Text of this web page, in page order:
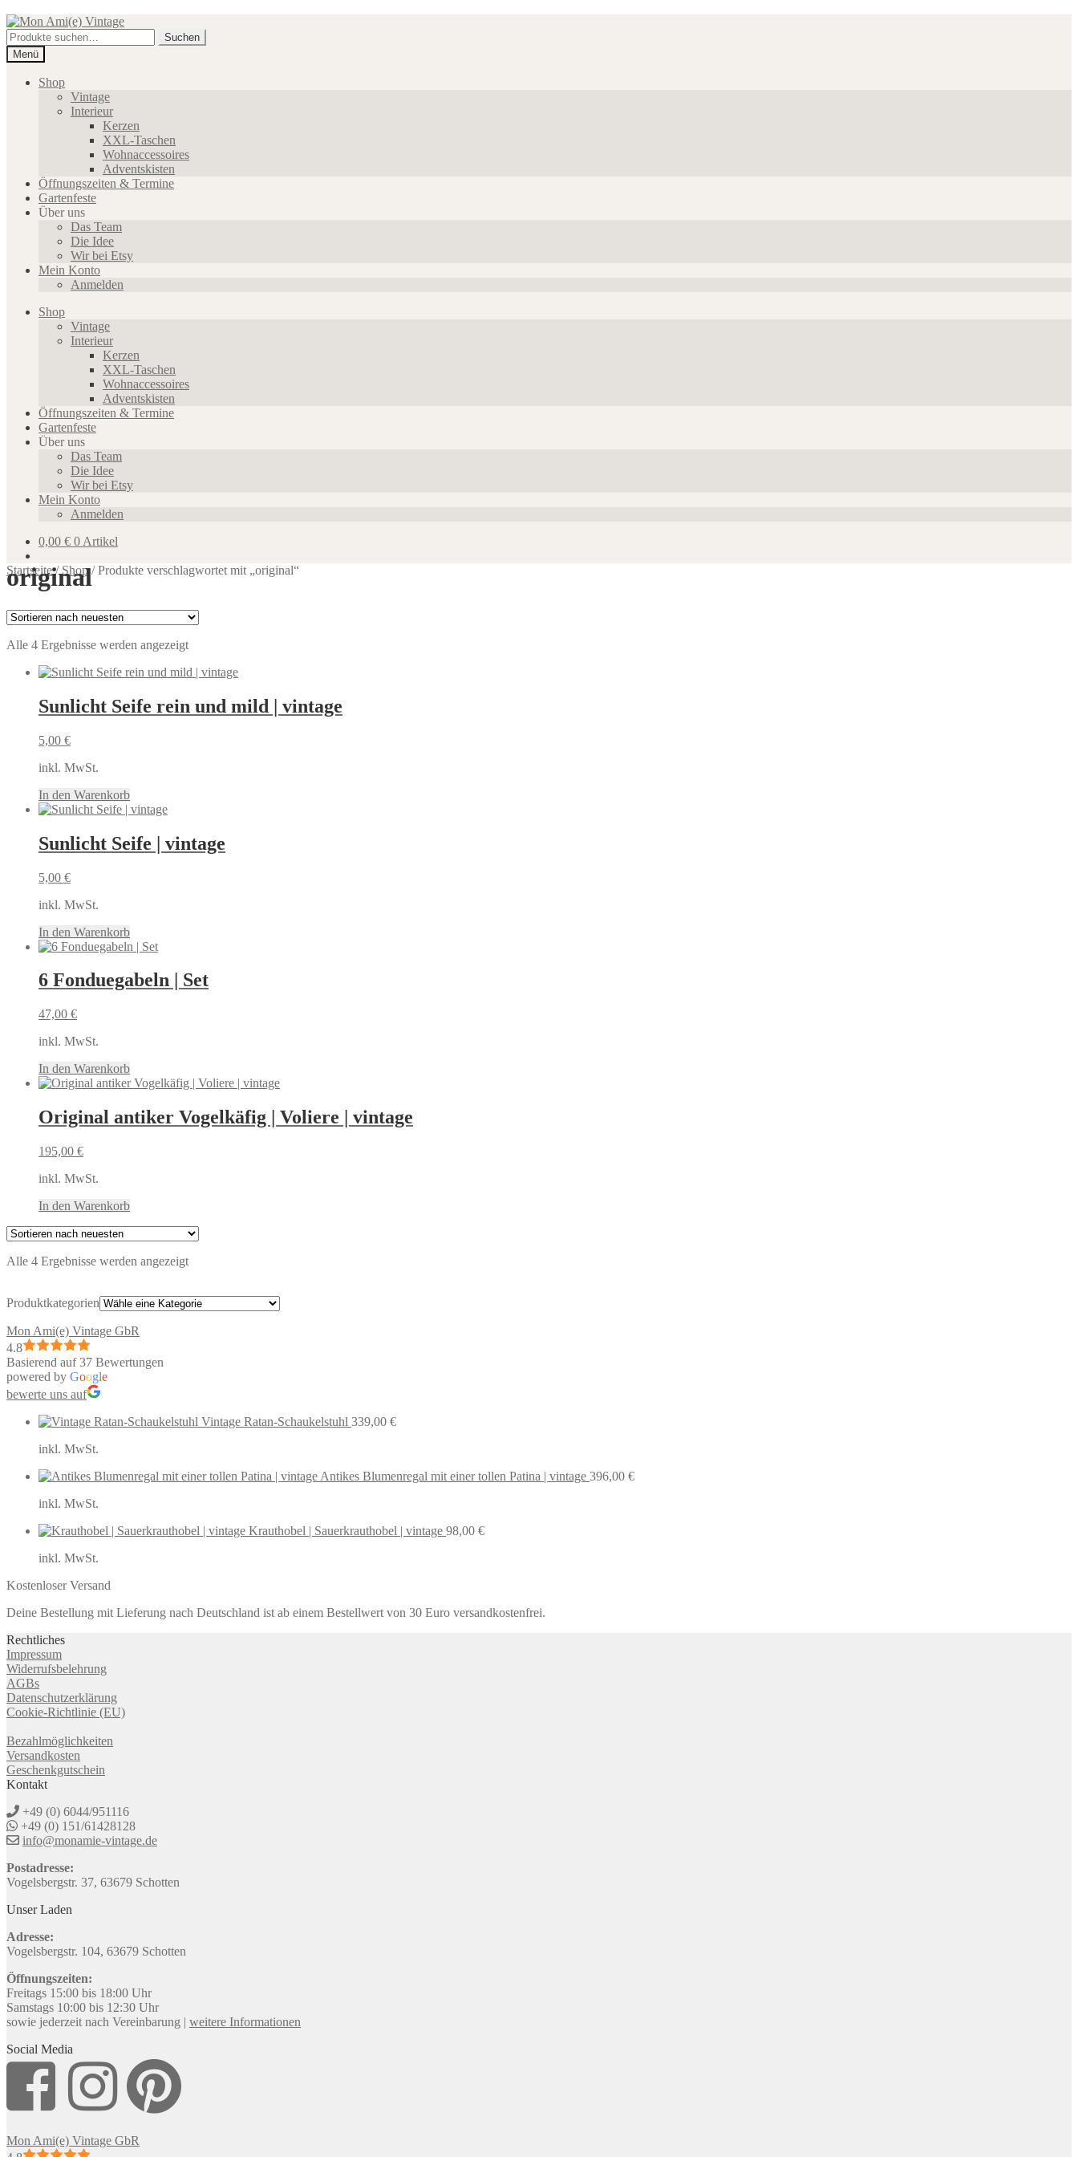
Zur
Navigation
springen
Zum
Inhalt
springen
Suche
nach:
Suchen
Menü
Shop
Vintage
Interieur
Kerzen
XXL-Taschen
Wohnaccessoires
Adventskisten
Öffnungszeiten & Termine
Gartenfeste
Über uns
Das Team
Die Idee
Wir bei Etsy
Mein Konto
Anmelden
Shop
Vintage
Interieur
Kerzen
XXL-Taschen
Wohnaccessoires
Adventskisten
Öffnungszeiten & Termine
Gartenfeste
Über uns
Das Team
Die Idee
Wir bei Etsy
Mein Konto
Anmelden
0,00 € 0 Artikel
Startseite/ Shop/Produkte verschlagwortet mit „original“
original
Alle 4 Ergebnisse werden angezeigtNach
sortiert
Sunlicht Seife rein und mild | vintage
5,00 €
inkl. MwSt.
In den Warenkorb
Sunlicht Seife | vintage
5,00 €
inkl. MwSt.
In den Warenkorb
6 Fonduegabeln | Set
47,00 €
inkl. MwSt.
In den Warenkorb
Original antiker Vogelkäfig | Voliere | vintage
195,00 €
inkl. MwSt.
In den Warenkorb
Alle 4 Ergebnisse werden angezeigtNach
Produktkategorien
Mon Ami(e) Vintage GbR
4.8
Basierend auf 37 Bewertungen
powered by Google
bewerte uns auf
Vintage Ratan-Schaukelstuhl 339,00 €
inkl. MwSt.
Antikes Blumenregal mit einer tollen Patina | vintage 396,00 €
inkl. MwSt.
Krauthobel | Sauerkrauthobel | vintage 98,00 €
inkl. MwSt.
Kostenloser Versand
Deine Bestellung mit Lieferung nach Deutschland ist ab einem Bestellwert von 30 Euro versandkostenfrei.
Rechtliches
Impressum
Widerrufsbelehrung
AGBs
Datenschutzerklärung
Cookie-Richtlinie (EU)
Bezahlmöglichkeiten
Versandkosten
Geschenkgutschein
Kontakt
+49 (0) 6044/951116
+49 (0) 151/61428128
info@monamie-vintage.de
Postadresse:
Vogelsbergstr. 37, 63679 Schotten
Unser Laden
Adresse:
Vogelsbergstr. 104, 63679 Schotten
Öffnungszeiten:
Freitags 15:00 bis 18:00 Uhr
Samstags 10:00 bis 12:30 Uhr
sowie jederzeit nach Vereinbarung | weitere Informationen
Social Media
Mon Ami(e) Vintage GbR